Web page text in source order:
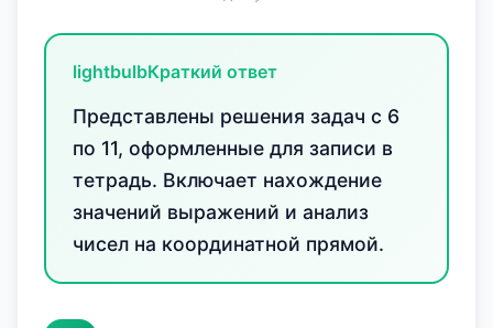
lightbulbКраткий ответ
Представлены решения задач с 6
по 11, оформленные для записи в
тетрадь. Включает нахождение
значений выражений и анализ
чисел на координатной прямой.